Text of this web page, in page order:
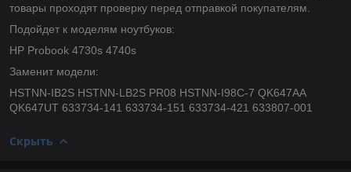
товары проходят проверку перед отправкой покупателям.
Подойдет к моделям ноутбуков:
HP Probook 4730s 4740s
Заменит модели:
HSTNN-IB2S HSTNN-LB2S PR08 HSTNN-I98C-7 QK647AA
QK647UT 633734-141 633734-151 633734-421 633807-001
Скрыть